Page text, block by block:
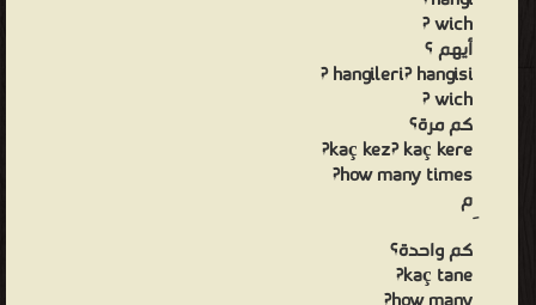
wich ?
أيهم ؟
hangileri? hangisi ?
wich ?
كم مرة؟
kaç kez? kaç kere?
how many times?
م
كم واحدة؟
kaç tane?